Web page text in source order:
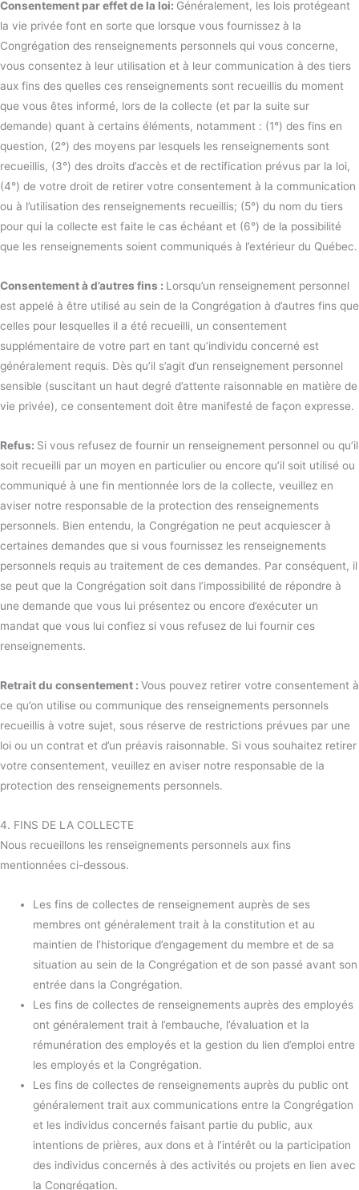
Consentement par effet de la loi: Généralement, les lois protégeant
la vie privée font en sorte que lorsque vous fournissez à la
Congrégation des renseignements personnels qui vous concerne,
vous consentez à leur utilisation et à leur communication à des tiers
aux fins des quelles ces renseignements sont recueillis du moment
que vous êtes informé, lors de la collecte (et par la suite sur
demande) quant à certains éléments, notamment : (1°) des fins en
question, (2°) des moyens par lesquels les renseignements sont
recueillis, (3°) des droits d’accès et de rectification prévus par la loi,
(4°) de votre droit de retirer votre consentement à la communication
ou à l’utilisation des renseignements recueillis; (5°) du nom du tiers
pour qui la collecte est faite le cas échéant et (6°) de la possibilité
que les renseignements soient communiqués à l’extérieur du Québec.
Consentement à d’autres fins : Lorsqu’un renseignement personnel
est appelé à être utilisé au sein de la Congrégation à d’autres fins que
celles pour lesquelles il a été recueilli, un consentement
supplémentaire de votre part en tant qu’individu concerné est
généralement requis. Dès qu’il s’agit d’un renseignement personnel
sensible (suscitant un haut degré d’attente raisonnable en matière de
vie privée), ce consentement doit être manifesté de façon expresse.
Refus: Si vous refusez de fournir un renseignement personnel ou qu’il
soit recueilli par un moyen en particulier ou encore qu’il soit utilisé ou
communiqué à une fin mentionnée lors de la collecte, veuillez en
aviser notre responsable de la protection des renseignements
personnels. Bien entendu, la Congrégation ne peut acquiescer à
certaines demandes que si vous fournissez les renseignements
personnels requis au traitement de ces demandes. Par conséquent, il
se peut que la Congrégation soit dans l’impossibilité de répondre à
une demande que vous lui présentez ou encore d’exécuter un
mandat que vous lui confiez si vous refusez de lui fournir ces
renseignements.
Retrait du consentement : Vous pouvez retirer votre consentement à
ce qu’on utilise ou communique des renseignements personnels
recueillis à votre sujet, sous réserve de restrictions prévues par une
loi ou un contrat et d’un préavis raisonnable. Si vous souhaitez retirer
votre consentement, veuillez en aviser notre responsable de la
protection des renseignements personnels.
4. FINS DE LA COLLECTE
Nous recueillons les renseignements personnels aux fins
mentionnées ci-dessous.
Les fins de collectes de renseignement auprès de ses
membres ont généralement trait à la constitution et au
maintien de l’historique d’engagement du membre et de sa
situation au sein de la Congrégation et de son passé avant son
entrée dans la Congrégation.
Les fins de collectes de renseignements auprès des employés
ont généralement trait à l’embauche, l’évaluation et la
rémunération des employés et la gestion du lien d’emploi entre
les employés et la Congrégation.
Les fins de collectes de renseignements auprès du public ont
généralement trait aux communications entre la Congrégation
et les individus concernés faisant partie du public, aux
intentions de prières, aux dons et à l’intérêt ou la participation
des individus concernés à des activités ou projets en lien avec
la Congrégation.